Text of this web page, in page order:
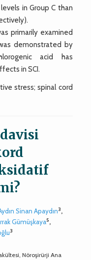
in Group C than
primarily examined
demonstrated by
acid has
in SCI.
stress; spinal cord
Sinan Apaydın3,
Gümüşkaya5,
3
Nöroşirürji Ana